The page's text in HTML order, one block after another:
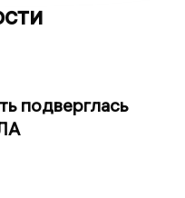
подверглась